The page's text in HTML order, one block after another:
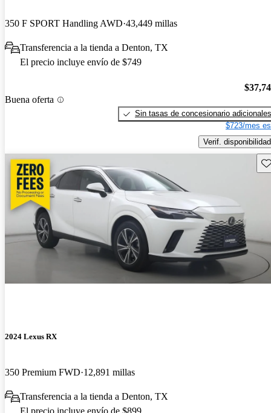
350 F SPORT Handling AWD 43,449 millas
Transferencia a la tienda a Denton, TX
El precio incluye envío de $749
Buena oferta
Sin tasas de concesionario adicionales
$723/mes
Verif. disponibilidad
2024 Lexus RX
350 Premium FWD 12,891 millas
Transferencia a la tienda a Denton, TX